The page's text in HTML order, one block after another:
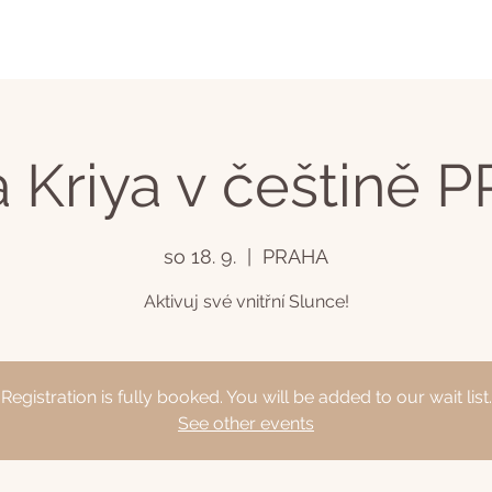
Kriya v češtině
so 18. 9.
  |
PRAHA
Aktivuj své vnitřní Slunce!
Registration is fully booked. You will be added to our wait list.
See other events